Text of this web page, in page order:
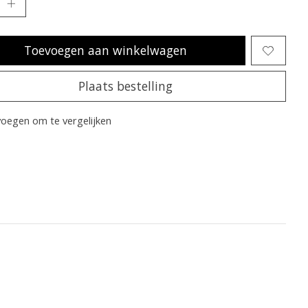
Toevoegen aan winkelwagen
Plaats bestelling
om te vergelijken